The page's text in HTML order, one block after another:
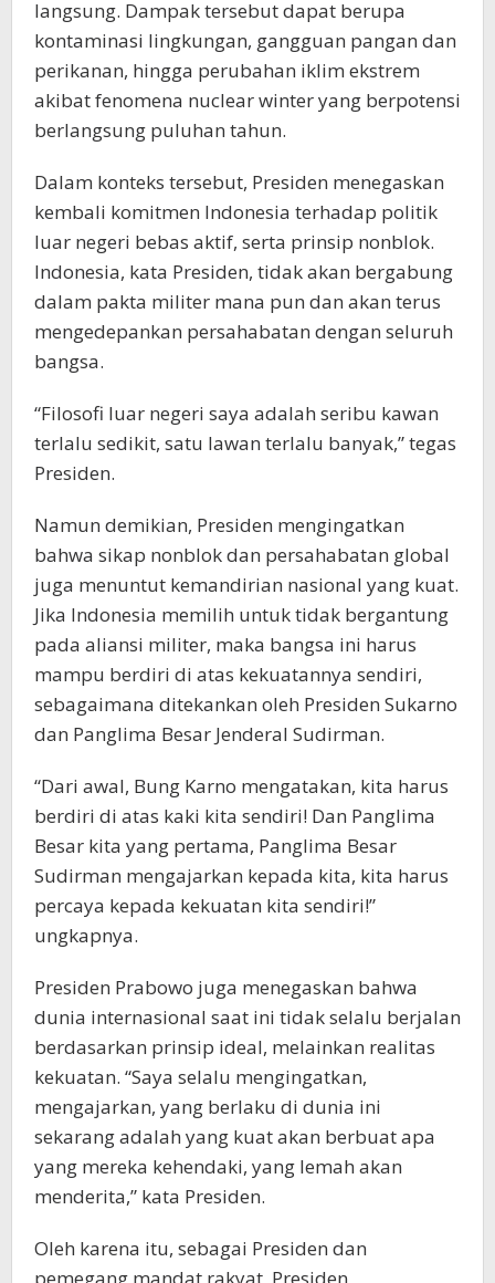
langsung. Dampak tersebut dapat berupa
kontaminasi lingkungan, gangguan pangan dan
perikanan, hingga perubahan iklim ekstrem
akibat fenomena nuclear winter yang berpotensi
berlangsung puluhan tahun.
Dalam konteks tersebut, Presiden menegaskan
kembali komitmen Indonesia terhadap politik
luar negeri bebas aktif, serta prinsip nonblok.
Indonesia, kata Presiden, tidak akan bergabung
dalam pakta militer mana pun dan akan terus
mengedepankan persahabatan dengan seluruh
bangsa.
“Filosofi luar negeri saya adalah seribu kawan
terlalu sedikit, satu lawan terlalu banyak,” tegas
Presiden.
Namun demikian, Presiden mengingatkan
bahwa sikap nonblok dan persahabatan global
juga menuntut kemandirian nasional yang kuat.
Jika Indonesia memilih untuk tidak bergantung
pada aliansi militer, maka bangsa ini harus
mampu berdiri di atas kekuatannya sendiri,
sebagaimana ditekankan oleh Presiden Sukarno
dan Panglima Besar Jenderal Sudirman.
“Dari awal, Bung Karno mengatakan, kita harus
berdiri di atas kaki kita sendiri! Dan Panglima
Besar kita yang pertama, Panglima Besar
Sudirman mengajarkan kepada kita, kita harus
percaya kepada kekuatan kita sendiri!”
ungkapnya.
Presiden Prabowo juga menegaskan bahwa
dunia internasional saat ini tidak selalu berjalan
berdasarkan prinsip ideal, melainkan realitas
kekuatan. “Saya selalu mengingatkan,
mengajarkan, yang berlaku di dunia ini
sekarang adalah yang kuat akan berbuat apa
yang mereka kehendaki, yang lemah akan
menderita,” kata Presiden.
Oleh karena itu, sebagai Presiden dan